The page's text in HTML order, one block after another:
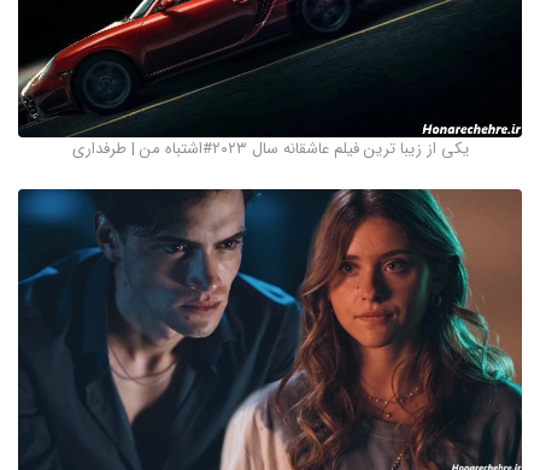
یکی از زیبا ترین فیلم عاشقانه سال ۲۰۲۳#اشتباه من | طرفداری